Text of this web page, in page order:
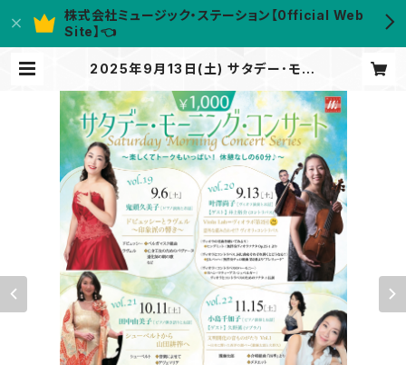
株式会社ミュージック・ステーション【0fficial Web
Site】👈
2025年9月13日(土) サタデー･モー
日の朝、ヴィオラ奏者「叶澤尚子」さん
と過ごすクラシカルタイム〜【ゲスト：
井上裕介（コントラバス）】 | Music
Station